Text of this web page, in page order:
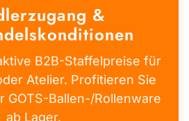
&
B2B-Staffelpreise für
Atelier. Profitieren Sie
GOTS-Ballen-/Rollenware
ab Lager.